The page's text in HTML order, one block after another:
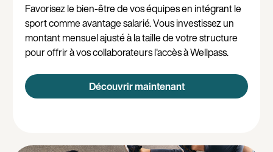
Favorisez le bien-être de vos équipes en intégrant le
sport comme avantage salarié. Vous investissez un
montant mensuel ajusté à la taille de votre structure
pour offrir à vos collaborateurs l'accès à Wellpass.
Découvrir maintenant